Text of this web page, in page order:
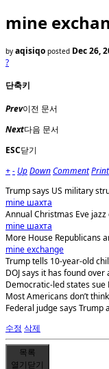
mine
by aqisiqo posted Dec 26,
?
단축키
Prev이전 문서
Next다음 문서
ESC닫기
+- UpDownCommentPrint
Trump says US military
mine шахта
Annual Christmas Eve
mine шахта
More House Republicans
mine exchange
Trump tells 10-year-old
DOJ says it has found
Democratic-led states
Most Americans don’t
Federal judge says
수정 삭제
목록
열기닫기